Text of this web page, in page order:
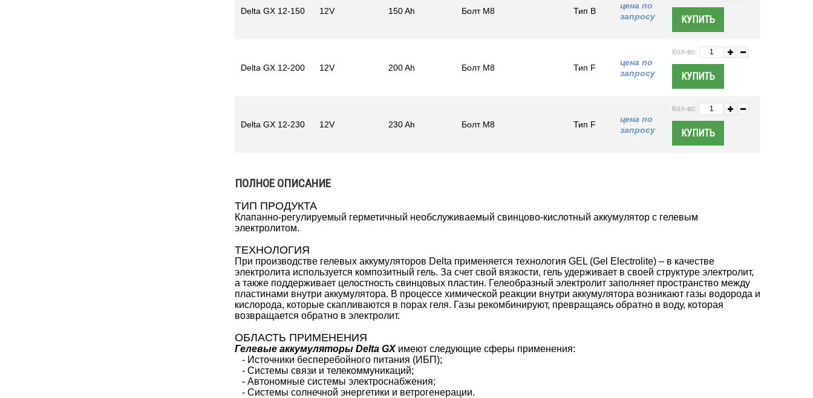
Delta GX 12-150 12V 150 Ah Болт M8 Тип B
цена по
запросу
Delta GX 12-200 12V 200 Ah Болт M8 Тип F
цена по
запросу
Кол-во:
Delta GX 12-230 12V 230 Ah Болт M8 Тип F
цена по
запросу
Кол-во:
ПОЛНОЕ ОПИСАНИЕ
ТИП ПРОДУКТА
Клапанно-регулируемый герметичный необслуживаемый свинцово-кислотный аккумулятор с гелевым
электролитом.
ТЕХНОЛОГИЯ
При производстве гелевых аккумуляторов Delta применяется технология GEL (Gel Electrolite) – в качестве
электролита используется композитный гель. За счет свой вязкости, гель удерживает в своей структуре электролит,
а также поддерживает целостность свинцовых пластин. Гелеобразный электролит заполняет пространство между
пластинами внутри аккумулятора. В процессе химической реакции внутри аккумулятора возникают газы водорода и
кислорода, которые скапливаются в порах геля. Газы рекомбинируют, превращаясь обратно в воду, которая
возвращается обратно в электролит.
ОБЛАСТЬ ПРИМЕНЕНИЯ
Гелевые аккумуляторы Delta GX имеют следующие сферы применения:
- Источники бесперебойного питания (ИБП);
- Системы связи и телекоммуникаций;
- Автономные системы электроснабжения;
- Системы солнечной энергетики и ветрогенерации.